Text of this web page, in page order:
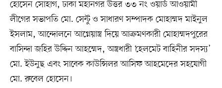
হোসেন সোহাগ, ঢাকা মহানগর উত্তর ৩৩ নং ওয়ার্ড আওয়ামী
লীগের সভাপতি মো. সেন্টু ও সাধারণ সম্পাদক মোহাম্মদ মাইনুল
ইসলাম, আন্দোলনে আগ্নেয়াস্ত্র দিয়ে আক্রমণকারী মোহাম্মদপুরের
বাসিন্দা জহির উদ্দিন আহম্মেদ, অস্ত্রধারী ‘হেলমেট বাহিনীর সদস্য’
মো. ইউনুছ এবং সাবেক কাউন্সিলর আসিফ আহমেদের সহযোগী
মো. রুবেল হোসেন।